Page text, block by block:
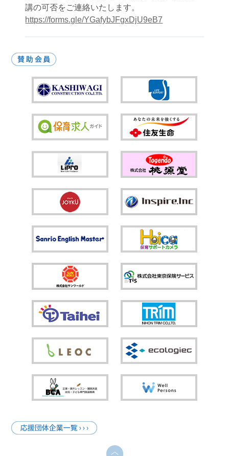
講の可否をご連絡いたします。
https://forms.gle/YGafybJFgxDjU9eB7